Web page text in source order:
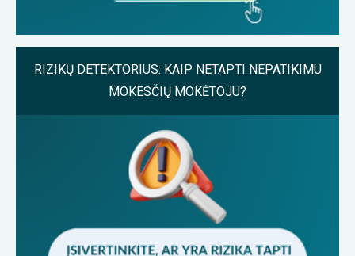
RIZIKŲ DETEKTORIUS: KAIP NETAPTI NEPATIKIMU
MOKESČIŲ MOKĖTOJU?